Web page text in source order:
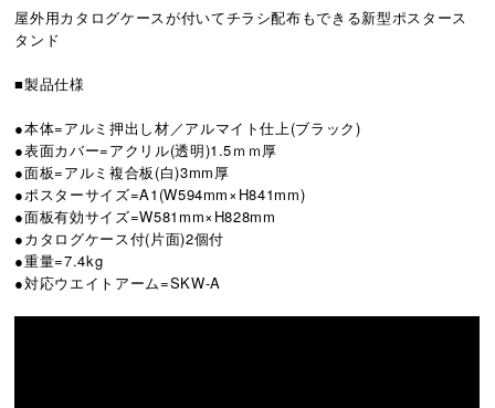
屋外用カタログケースが付いてチラシ配布もできる新型ポスタース
タンド
■製品仕様
●本体=アルミ押出し材／アルマイト仕上(ブラック)
●表面カバー=アクリル(透明)1.5ｍｍ厚
●面板=アルミ複合板(白)3mm厚
●ポスターサイズ=A1(W594mm×H841mm)
●面板有効サイズ=W581mm×H828mm
●カタログケース付(片面)2個付
●重量=7.4kg
●対応ウエイトアーム=SKW-A